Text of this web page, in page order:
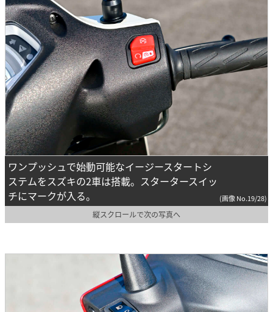
ワンプッシュで始動可能なイージースタートシ
ステムをスズキの2車は搭載。スタータースイッ
チにマークが入る。
(画像 No.19/28)
縦スクロールで次の写真へ